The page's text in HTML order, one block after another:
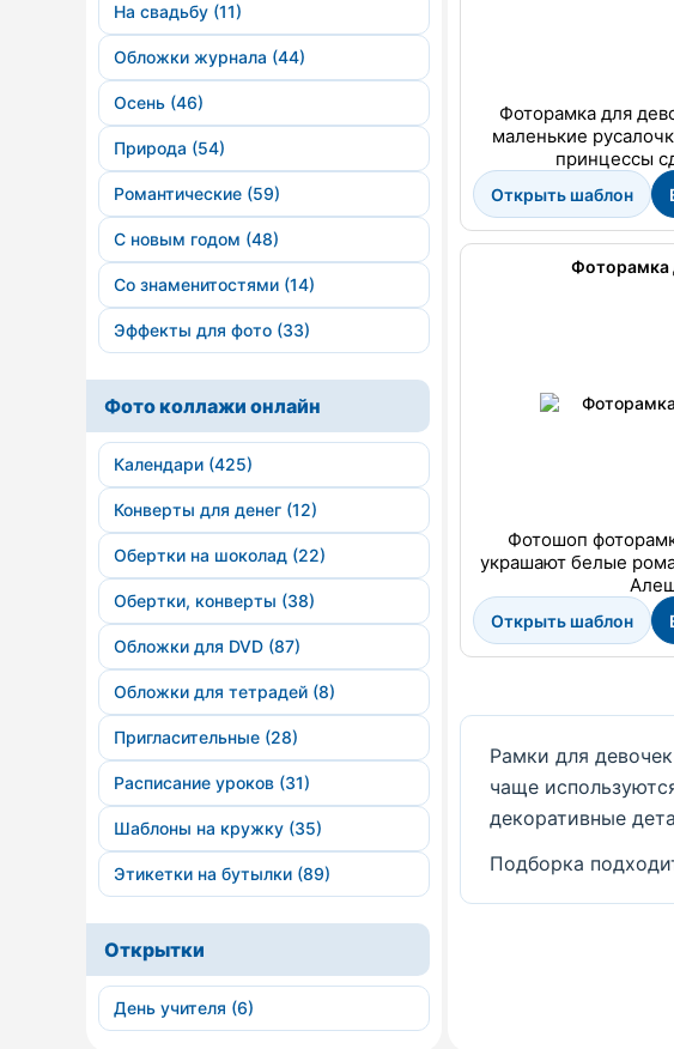
На свадьбу (11)
Обложки журнала (44)
Осень (46)
Природа (54)
Романтические (59)
С новым годом (48)
Со знаменитостями (14)
Эффекты для фото (33)
Фото коллажи онлайн
Календари (425)
Конверты для денег (12)
Обертки на шоколад (22)
Обертки, конверты (38)
Обложки для DVD (87)
Обложки для тетрадей (8)
Пригласительные (28)
Расписание уроков (31)
Шаблоны на кружку (35)
Этикетки на бутылки (89)
Открытки
День учителя (6)
Фоторамка для
маленькие
принцессы
Открыть шаблон
Фоторамка
Фотошоп
украшают белые
Открыть шаблон
Рамки для
чаще
декоративные
Подборка